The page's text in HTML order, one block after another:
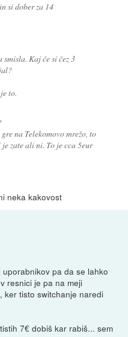
si dober za 14
smisla. Kaj če si čez 3
to.
na Telekomovo mrežo, to
zate ali ni. To je cca 5eur
neka kakovost
pa da se lahko
resnici je pa na meji
ker tisto switchanje naredi
7€ dobiš kar rabiš... sem